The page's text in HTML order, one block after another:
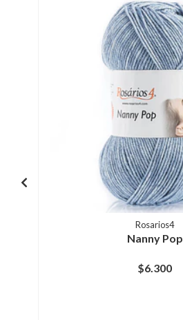
Rosarios4
Nanny Pop
$6.300